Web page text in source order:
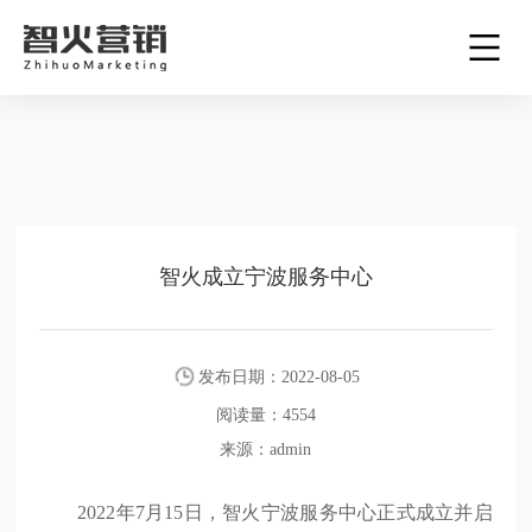
智火成立宁波服务中心
发布日期： 2022-08-05
阅读量： 4554
来源：admin
2022年7月15日，智火宁波服务中心正式成立并启